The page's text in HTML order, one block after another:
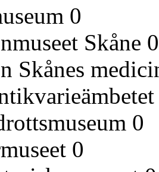
0
Skåne 0
Skånes
0
0